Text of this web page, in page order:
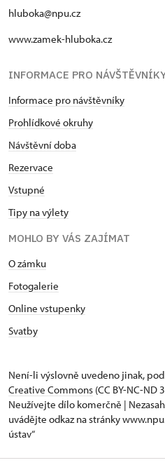
hluboka@npu.cz
www.zamek-hluboka.cz
INFORMACE PRO
Informace pro návštěvníky
Prohlídkové okruhy
Návštěvní doba
Rezervace
Vstupné
Tipy na výlety
MOHLO BY VÁS ZAJÍMAT
O zámku
Fotogalerie
Online vstupenky
Svatby
Není-li výslovně uvedeno jinak,
Creative Commons (CC BY-NC-ND
Neužívejte dílo komerčně |
uvádějte odkaz na stránky
ústav“